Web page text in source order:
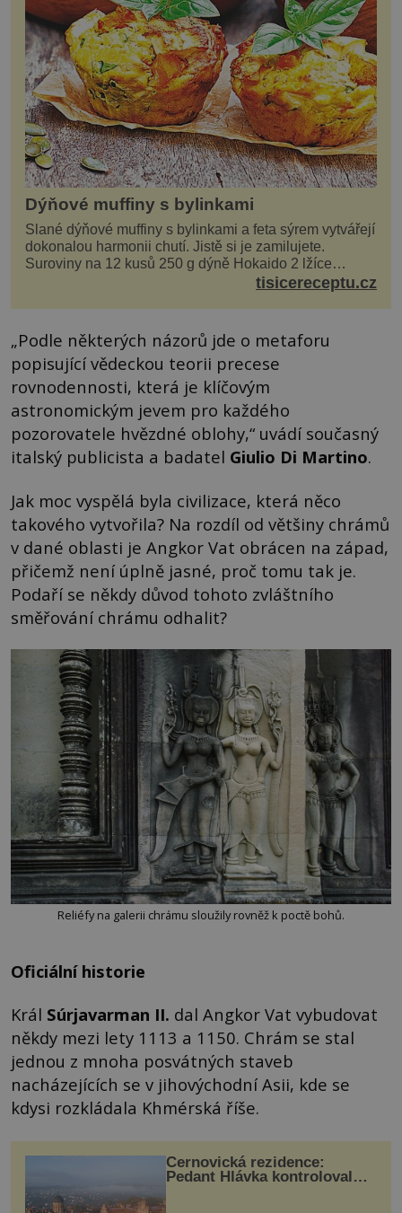
Dýňové muffiny s bylinkami
Slané dýňové muffiny s bylinkami a feta sýrem vytvářejí
dokonalou harmonii chutí. Jistě si je zamilujete.
Suroviny na 12 kusů 250 g dýně Hokaido 2 lžíce
olivového oleje sůl, pepř hrst nasekaných špen...
tisicereceptu.cz
„Podle některých názorů jde o metaforu
popisující vědeckou teorii precese
rovnodennosti, která je klíčovým
astronomickým jevem pro každého
pozorovatele hvězdné oblohy,“ uvádí současný
italský publicista a badatel Giulio Di Martino.
Jak moc vyspělá byla civilizace, která něco
takového vytvořila? Na rozdíl od většiny chrámů
v dané oblasti je Angkor Vat obrácen na západ,
přičemž není úplně jasné, proč tomu tak je.
Podaří se někdy důvod tohoto zvláštního
směřování chrámu odhalit?
Reliéfy na galerii chrámu sloužily rovněž k poctě bohů.
Oficiální historie
Král Súrjavarman II. dal Angkor Vat vybudovat
někdy mezi lety 1113 a 1150. Chrám se stal
jednou z mnoha posvátných staveb
nacházejících se v jihovýchodní Asii, kde se
kdysi rozkládala Khmérská říše.
Černovická rezidence:
Pedant Hlávka kontroloval